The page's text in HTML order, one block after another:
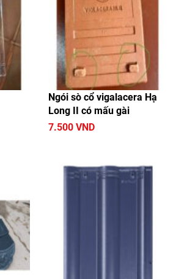
Ngói sò cổ vigalacera Hạ
Long II có mấu gài
7.500 VND